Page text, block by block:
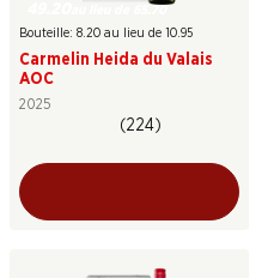
Bouteille: 8.20 au lieu de 10.95
Carmelin Heida du Valais
AOC
2025
(224)